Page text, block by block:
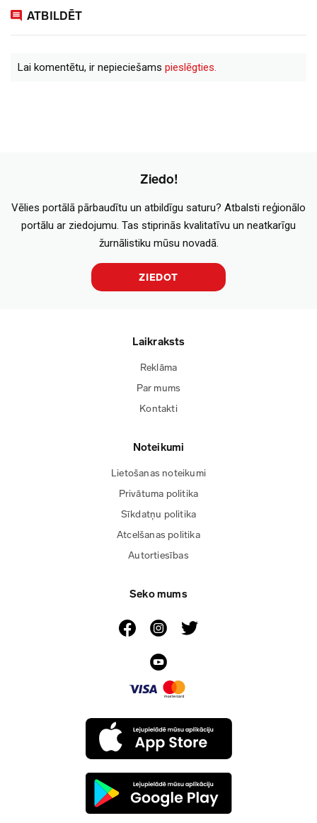
ATBILDĒT
Lai komentētu, ir nepieciešams pieslēgties.
Ziedo!
Vēlies portālā pārbaudītu un atbildīgu saturu? Atbalsti reģionālo
portālu ar ziedojumu. Tas stiprinās kvalitatīvu un neatkarīgu
žurnālistiku mūsu novadā.
ZIEDOT
Laikraksts
Reklāma
Par mums
Kontakti
Noteikumi
Lietošanas noteikumi
Privātuma politika
Sīkdatņu politika
Atcelšanas politika
Autortiesības
Seko mums